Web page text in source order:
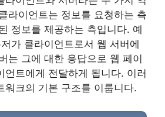
라이언트는 정보를 요청하는 측
정보를 제공하는 측입니다. 예
가 클라이언트로서 웹 서버에
는 그에 대한 응답으로 웹 페이
언트에게 전달하게 됩니다. 이러
워크의 기본 구조를 이룹니다.